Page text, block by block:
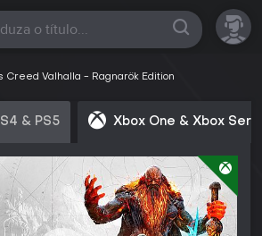
Creed Valhalla - Ragnarök Edition
& PS5 Xbox One & Xbox